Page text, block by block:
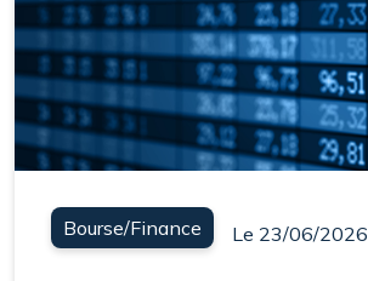
Bourse/Finance Le 23/06/2026